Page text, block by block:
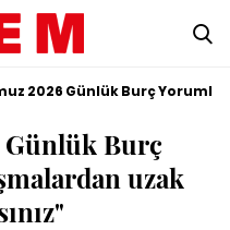
2026 Günlük Burç
Günlük Burç
uzak